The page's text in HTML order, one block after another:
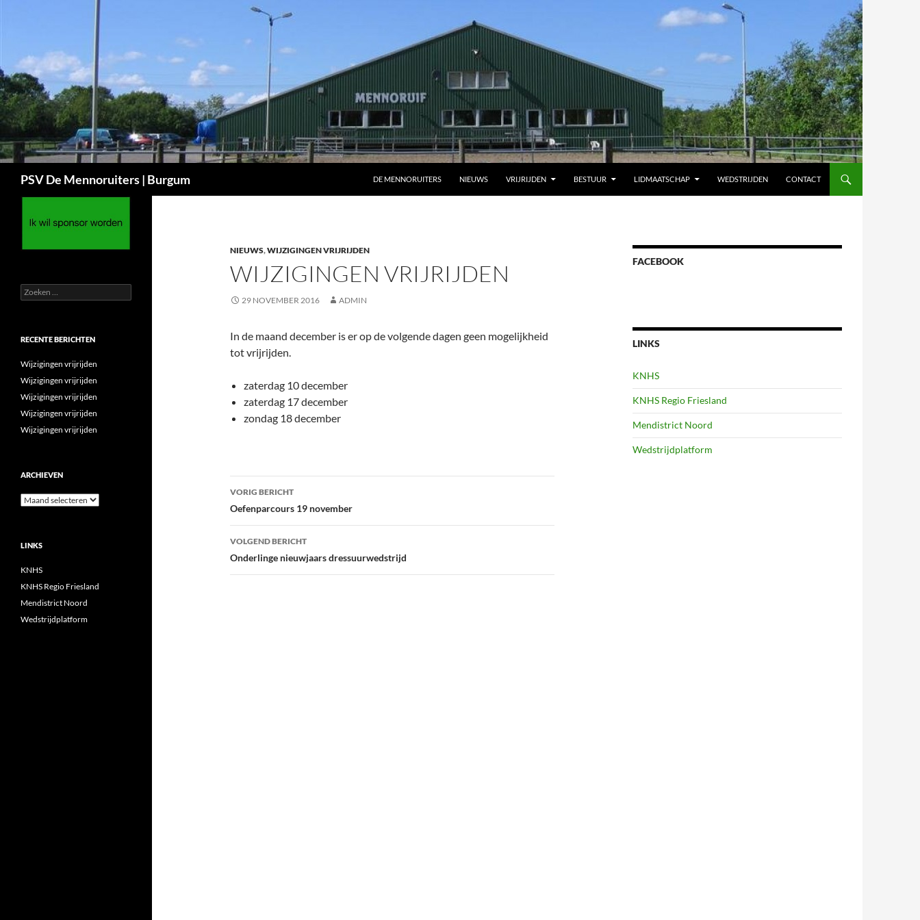
inhoud
PSV De Mennoruiters | Burgum DE MENNORUITERS NIEUWS VRIJRIJDEN BESTUUR LIDMAATSCHAP WEDSTRIJDEN CONTACT
NIEUWS,WIJZIGINGEN VRIJRIJDEN
WIJZIGINGEN VRIJRIJDEN
29 NOVEMBER 2016 ADMIN
In de maand december is er op de volgende dagen geen mogelijkheid
tot vrijrijden.
zaterdag 10 december
zaterdag 17 december
zondag 18 december
Bericht
navigatie
VORIG BERICHT
Oefenparcours 19 november
VOLGEND BERICHT
Onderlinge nieuwjaars dressuurwedstrijd
FACEBOOK
LINKS
KNHS
KNHS Regio Friesland
Mendistrict Noord
Wedstrijdplatform
Zoeken
naar:
RECENTE BERICHTEN
Wijzigingen vrijrijden
Wijzigingen vrijrijden
Wijzigingen vrijrijden
Wijzigingen vrijrijden
Wijzigingen vrijrijden
ARCHIEVEN
Archieven
LINKS
KNHS
KNHS Regio Friesland
Mendistrict Noord
Wedstrijdplatform